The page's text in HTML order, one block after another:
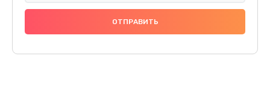
Обновление ПО
400 руб.